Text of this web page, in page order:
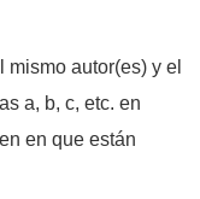
autor(es) y el
a, b, c, etc. en
en que están